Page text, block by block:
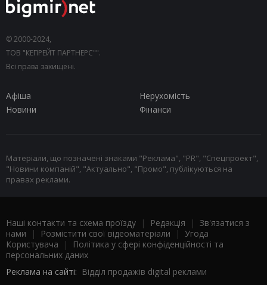
© 2000-2024,
ТОВ "КЕПРЕЙТ ПАРТНЕРС"".
Всі права захищені.
Афіша
Нерухомість
Новини
Фінанси
Матеріали, що позначені знаками "Реклама", "PR", "Спецпроект",
"Новини компаній", "Актуально", "Промо", публікуються на
правах реклами.
Наші контакти та схема проїзду | Редакція | Зв'язатися з
нами | Розмістити свої відеоматеріали | Угода
Користувача |
Політика у сфері конфіденційності та
персональних даних
Реклама на сайті: Відділ продажів digital реклами